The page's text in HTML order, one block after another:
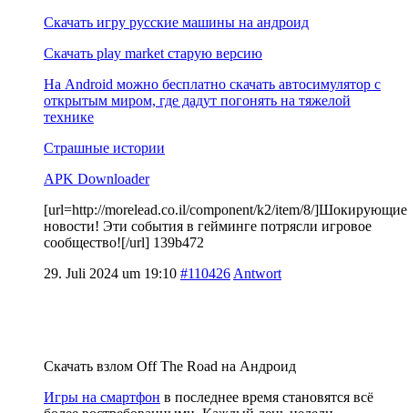
Скачать игру русские машины на андроид
Скачать play market старую версию
На Android можно бесплатно скачать автосимулятор с
открытым миром, где дадут погонять на тяжелой
технике
Страшные истории
APK Downloader
[url=http://morelead.co.il/component/k2/item/8/]Шокирующие
новости! Эти события в гейминге потрясли игровое
сообщество![/url] 139b472
29. Juli 2024 um 19:10 #110426 Antwort
Скачать взлом Off The Road на Андроид
Игры на смартфон в последнее время становятся всё